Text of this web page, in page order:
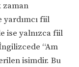
zaman
fiil
ise yalnızca fiil
“Am
isimdir. Bu